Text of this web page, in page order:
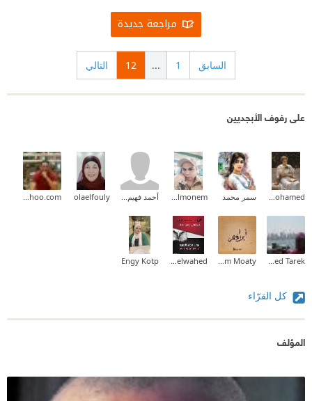
مراجعة جديدة
السابق 1
...
12 التالي
على رفوف الأبجديين
Aliaa Mohamed سمر محمد Waled Abd Elmonem أحمد فهيم القاضى olaelfouly
mohamedabdallah83@yahoo.com
Mohamed Tarek
Ibrahim Moaty
Mohamed Abdelwahed
Engy Kotp
كل القرّاء
المؤلف